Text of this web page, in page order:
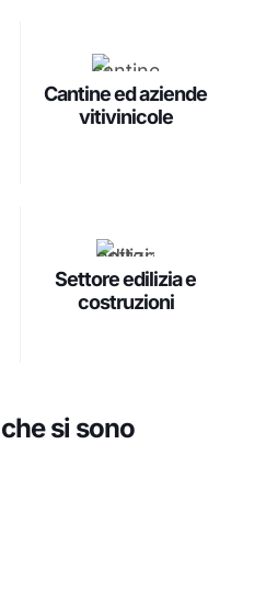
Cantine ed aziende
vitivinicole
Settore edilizia e
costruzioni
si sono